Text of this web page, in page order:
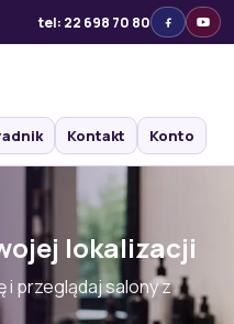
tel: 22 698 70 80
Kontakt Konto
lokalizacji
i przeglądaj salony z